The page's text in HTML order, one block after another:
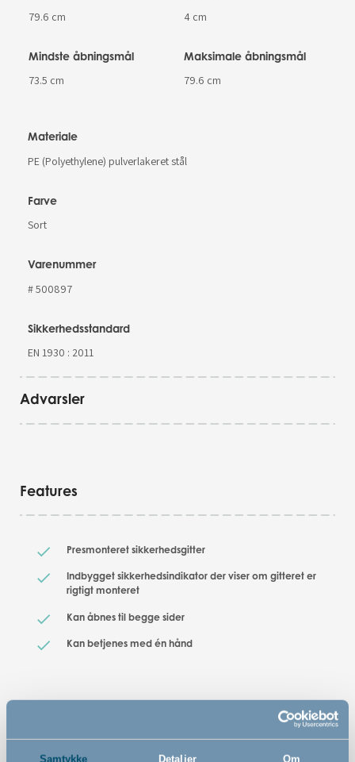
Samtykke Detaljer Om
79.6 cm 4 cm
Mindste åbningsmål
73.5 cm
Maksimale åbningsmål
79.6 cm
Materiale
PE (Polyethylene) pulverlakeret stål
Farve
Sort
Varenummer
# 500897
Sikkerhedsstandard
EN 1930 : 2011
Advarsler
Features
Presmonteret sikkerhedsgitter
Indbygget sikkerhedsindikator der viser om gitteret er
rigtigt monteret
Kan åbnes til begge sider
Kan betjenes med én hånd